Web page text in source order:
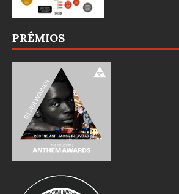
PRÊMIOS